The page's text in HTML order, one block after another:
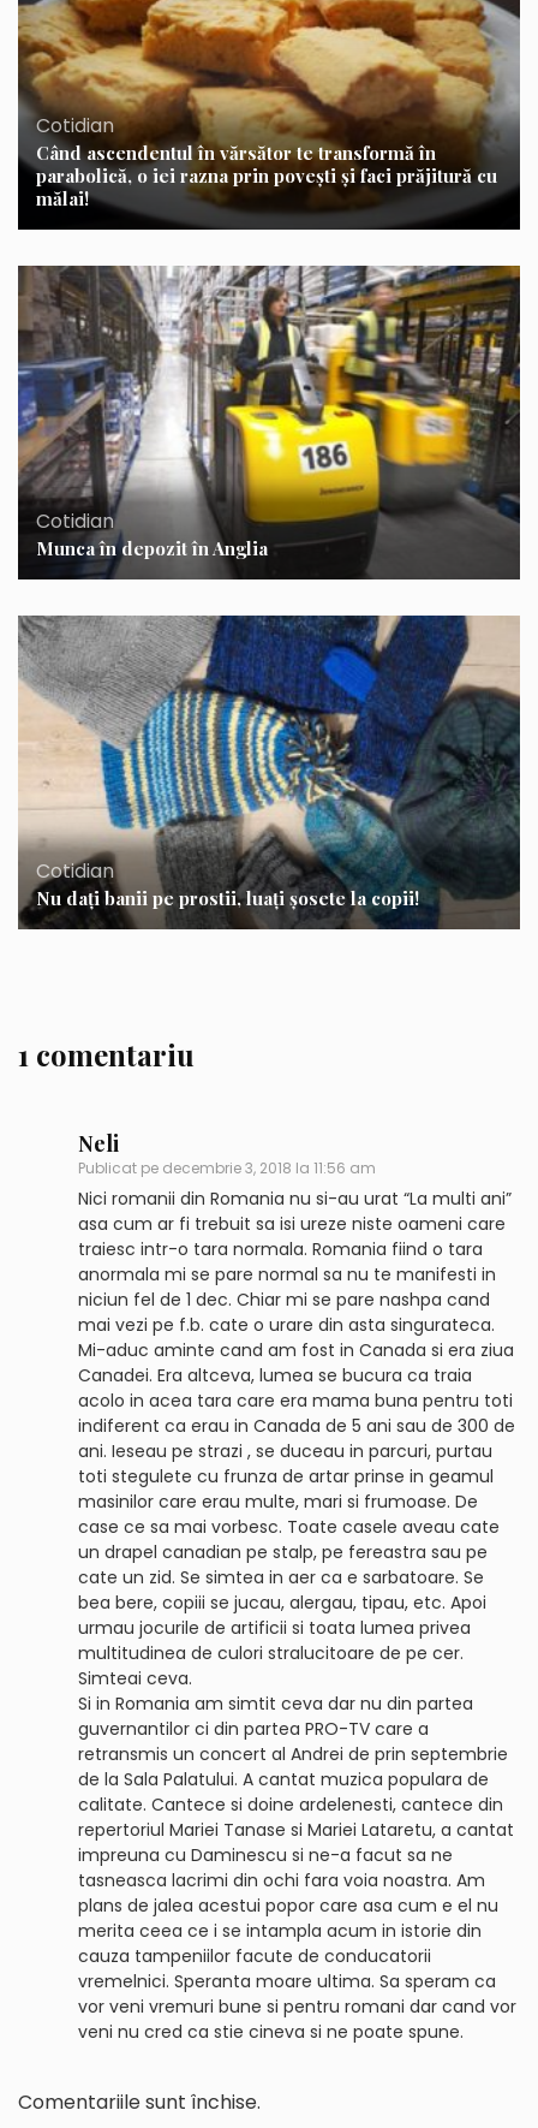
Cotidian
Când ascendentul în vărsător te transformă în
parabolică, o iei razna prin poveşti şi faci prăjitură cu
mălai!
Cotidian
Munca în depozit în Anglia
Cotidian
Nu dați banii pe prostii, luați șosete la copii!
1 comentariu
Neli
Publicat pe decembrie 3, 2018 la 11:56 am
Nici romanii din Romania nu si-au urat “La multi ani”
asa cum ar fi trebuit sa isi ureze niste oameni care
traiesc intr-o tara normala. Romania fiind o tara
anormala mi se pare normal sa nu te manifesti in
niciun fel de 1 dec. Chiar mi se pare nashpa cand
mai vezi pe f.b. cate o urare din asta singurateca.
Mi-aduc aminte cand am fost in Canada si era ziua
Canadei. Era altceva, lumea se bucura ca traia
acolo in acea tara care era mama buna pentru toti
indiferent ca erau in Canada de 5 ani sau de 300 de
ani. Ieseau pe strazi , se duceau in parcuri, purtau
toti stegulete cu frunza de artar prinse in geamul
masinilor care erau multe, mari si frumoase. De
case ce sa mai vorbesc. Toate casele aveau cate
un drapel canadian pe stalp, pe fereastra sau pe
cate un zid. Se simtea in aer ca e sarbatoare. Se
bea bere, copiii se jucau, alergau, tipau, etc. Apoi
urmau jocurile de artificii si toata lumea privea
multitudinea de culori stralucitoare de pe cer.
Simteai ceva.
Si in Romania am simtit ceva dar nu din partea
guvernantilor ci din partea PRO-TV care a
retransmis un concert al Andrei de prin septembrie
de la Sala Palatului. A cantat muzica populara de
calitate. Cantece si doine ardelenesti, cantece din
repertoriul Mariei Tanase si Mariei Lataretu, a cantat
impreuna cu Daminescu si ne-a facut sa ne
tasneasca lacrimi din ochi fara voia noastra. Am
plans de jalea acestui popor care asa cum e el nu
merita ceea ce i se intampla acum in istorie din
cauza tampeniilor facute de conducatorii
vremelnici. Speranta moare ultima. Sa speram ca
vor veni vremuri bune si pentru romani dar cand vor
veni nu cred ca stie cineva si ne poate spune.
Comentariile sunt închise.